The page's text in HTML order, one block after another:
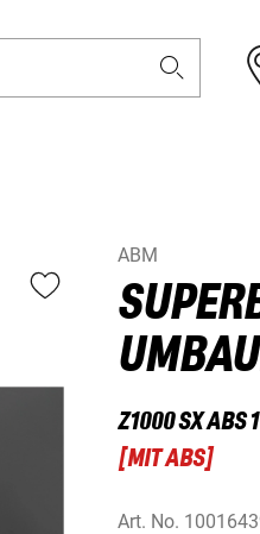
ABM
Z1000 SX ABS
[MIT ABS]
Art. No.